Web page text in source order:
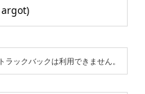
argot)
トラックバックは利用できません。